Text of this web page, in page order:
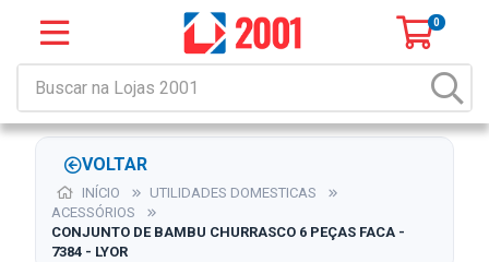
0
VOLTAR
INÍCIO
UTILIDADES DOMESTICAS
ACESSÓRIOS
CONJUNTO DE BAMBU CHURRASCO 6 PEÇAS FACA -
7384 - LYOR